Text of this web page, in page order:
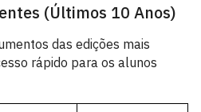
(Últimos 10 Anos)
das edições mais
rápido para os alunos